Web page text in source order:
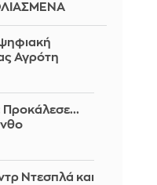
Αγρότη
Ντεσπλά και